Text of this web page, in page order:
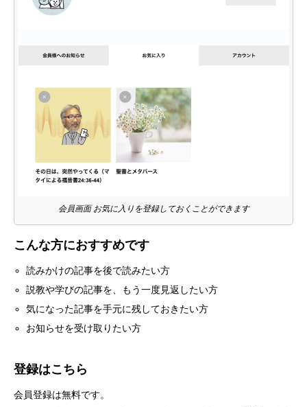
会員画面 お気に入りを登録しておくことができます
こんな方におすすめです
読みかけの記事を後で読みたい方
説教や学びの記事を、もう一度見返したい方
気になった記事を手元に残しておきたい方
お知らせを受け取りたい方
登録はこちら
会員登録は無料です。